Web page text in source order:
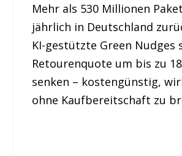
Mehr als 530 Millionen
jährlich in Deutschland
KI-gestützte Green Nudges
Retourenquote um bis zu
senken – kostengünstig,
ohne Kaufbereitschaft zu